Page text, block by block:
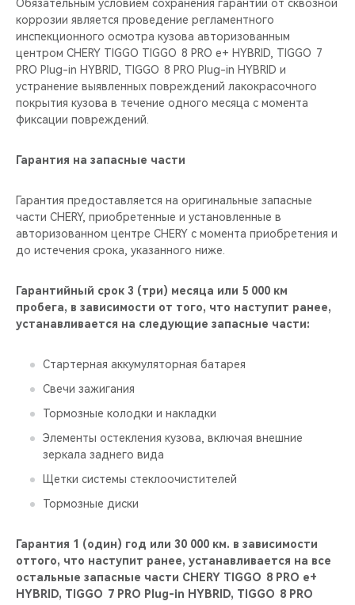
Обязательным условием сохранения гарантии от сквозной
коррозии является проведение регламентного
инспекционного осмотра кузова авторизованным
центром CHERY TIGGO TIGGO 8 PRO е+ HYBRID, TIGGO 7
PRO Plug-in HYBRID, TIGGO 8 PRO Plug-in HYBRID и
устранение выявленных повреждений лакокрасочного
покрытия кузова в течение одного месяца с момента
фиксации повреждений.
Гарантия на запасные части
Гарантия предоставляется на оригинальные запасные
части CHERY, приобретенные и установленные в
авторизованном центре CHERY с момента приобретения и
до истечения срока, указанного ниже.
Гарантийный срок 3 (три) месяца или 5 000 км
пробега, в зависимости от того, что наступит ранее,
устанавливается на следующие запасные части:
Стартерная аккумуляторная батарея
Свечи зажигания
Тормозные колодки и накладки
Элементы остекления кузова, включая внешние
зеркала заднего вида
Щетки системы стеклоочистителей
Тормозные диски
Гарантия 1 (один) год или 30 000 км. в зависимости
оттого, что наступит ранее, устанавливается на все
остальные запасные части CHERY TIGGO 8 PRO е+
HYBRID, TIGGO 7 PRO Plug-in HYBRID, TIGGO 8 PRO